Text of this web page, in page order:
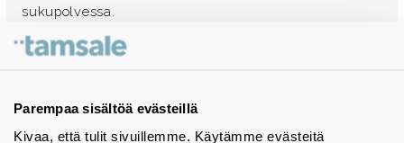
Parempaa sisältöä evästeillä
Kivaa, että tulit sivuillemme. Käytämme evästeitä
sukupolvessa.
Ota yhteyttä - autamme mielellämme
Tuotekuvastot
Instagram